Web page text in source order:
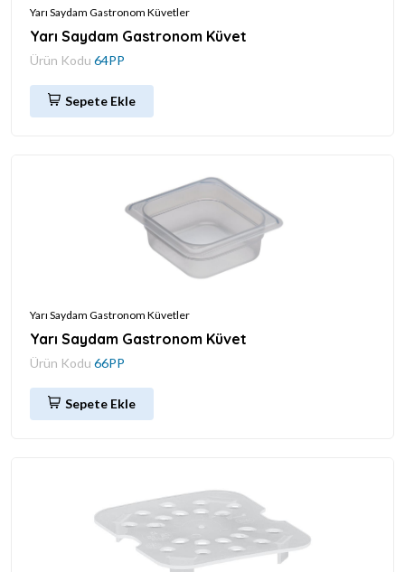
Yarı Saydam Gastronom Küvetler
Yarı Saydam Gastronom Küvet
Ürün Kodu 64PP
Sepete Ekle
Yarı Saydam Gastronom Küvetler
Yarı Saydam Gastronom Küvet
Ürün Kodu 66PP
Sepete Ekle